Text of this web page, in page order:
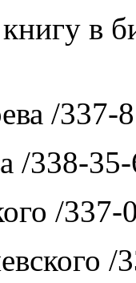
в
/337-
/338-
/337-
/